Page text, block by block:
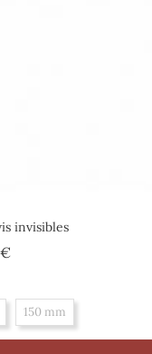
invisibles
Prix
150 mm